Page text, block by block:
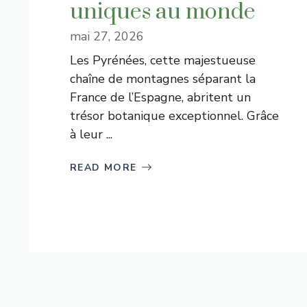
uniques au monde
mai 27, 2026
Les Pyrénées, cette majestueuse
chaîne de montagnes séparant la
France de l’Espagne, abritent un
trésor botanique exceptionnel. Grâce
à leur ...
READ MORE